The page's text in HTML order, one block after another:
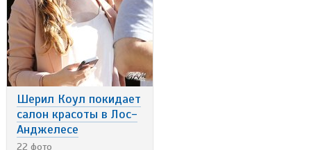
Шерил Коул покидает
салон красоты в Лос-
Анджелесе
22 фото